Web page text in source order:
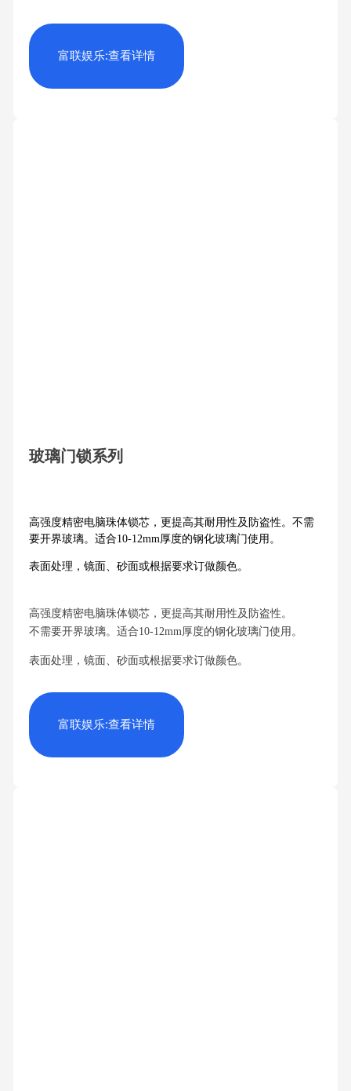
富联娱乐:查看详情
玻璃门锁系列
高强度精密电脑珠体锁芯，更提高其耐用性及防盗性。不需
要开界玻璃。适合10-12mm厚度的钢化玻璃门使用。
表面处理，镜面、砂面或根据要求订做颜色。
高强度精密电脑珠体锁芯，更提高其耐用性及防盗性。
不需要开界玻璃。适合10-12mm厚度的钢化玻璃门使用。
表面处理，镜面、砂面或根据要求订做颜色。
富联娱乐:查看详情